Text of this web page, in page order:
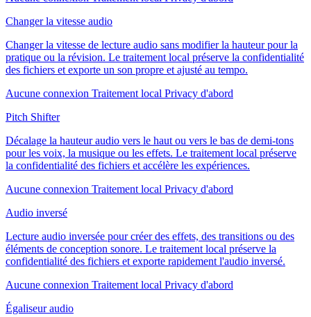
Changer la vitesse audio
Changer la vitesse de lecture audio sans modifier la hauteur pour la
pratique ou la révision. Le traitement local préserve la confidentialité
des fichiers et exporte un son propre et ajusté au tempo.
Aucune connexion Traitement local Privacy d'abord
Pitch Shifter
Décalage la hauteur audio vers le haut ou vers le bas de demi-tons
pour les voix, la musique ou les effets. Le traitement local préserve
la confidentialité des fichiers et accélère les expériences.
Aucune connexion Traitement local Privacy d'abord
Audio inversé
Lecture audio inversée pour créer des effets, des transitions ou des
éléments de conception sonore. Le traitement local préserve la
confidentialité des fichiers et exporte rapidement l'audio inversé.
Aucune connexion Traitement local Privacy d'abord
Égaliseur audio